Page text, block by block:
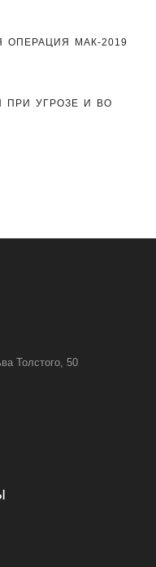
ОПЕРАЦИЯ МАК-2019
ПРИ УГРОЗЕ И ВО
Толстого, 50